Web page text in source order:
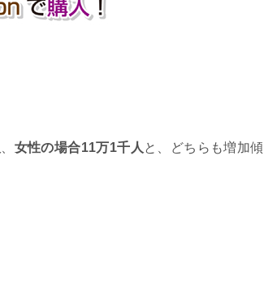
女性の場合11万1千人 と、どちらも増加傾